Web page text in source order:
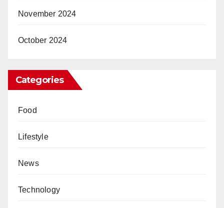
November 2024
October 2024
Categories
Food
Lifestyle
News
Technology